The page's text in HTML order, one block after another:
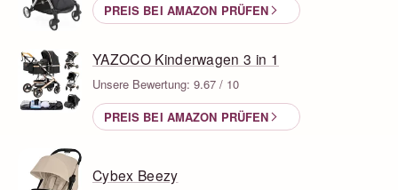
PREIS BEI AMAZON PRÜFEN
YAZOCO Kinderwagen 3 in 1
Unsere Bewertung: 9.67 / 10
PREIS BEI AMAZON PRÜFEN
Cybex Beezy